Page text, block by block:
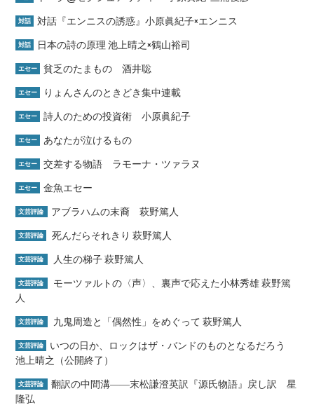
対話 対話『エンニスの誘惑』小原眞紀子×エンニス
対話 日本の詩の原理 池上晴之×鶴山裕司
エセー 貧乏のたまもの 酒井聡
エセー りょんさんのときどき集中連載
エセー 詩人のための投資術 小原眞紀子
エセー あなたが泣けるもの
エセー 交差する物語 ラモーナ・ツァラヌ
エセー 金魚エセー
文芸評論 アブラハムの末裔 萩野篤人
文芸評論 死んだらそれきり 萩野篤人
文芸評論 人生の梯子 萩野篤人
文芸評論
モーツァルトの〈声〉、裏声で応えた小林秀雄 萩野篤
人
文芸評論 九鬼周造と「偶然性」をめぐって 萩野篤人
文芸評論
いつの日か、ロックはザ・バンドのものとなるだろう
池上晴之（公開終了）
文芸評論
翻訳の中間溝――末松謙澄英訳『源氏物語』戻し訳 星
隆弘